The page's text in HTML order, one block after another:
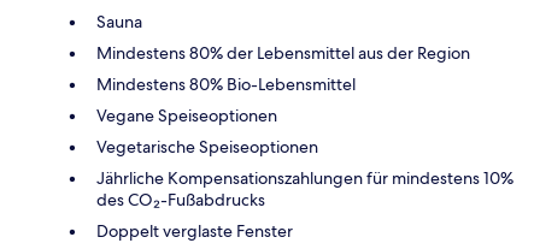
Sauna
Mindestens 80% der Lebensmittel aus der Region
Mindestens 80% Bio-Lebensmittel
Vegane Speiseoptionen
Vegetarische Speiseoptionen
Jährliche Kompensationszahlungen für mindestens 10%
des CO₂-Fußabdrucks
Doppelt verglaste Fenster